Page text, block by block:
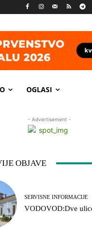
OGLASI
- Advertisement -
OBJAVE
SERVISNE INFORMACIJE
VODOVOD:Dve